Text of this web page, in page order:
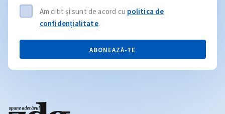
Am citit și sunt de acord cu politica de
confidențialitate.
ABONEAZĂ-TE